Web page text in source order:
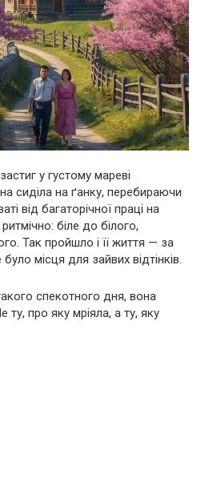
у густому мареві
сиділа на ґанку, перебираючи
від багаторічної праці на
біле до білого,
Так пройшло і її життя — за
місця для зайвих відтінків.
спекотного дня, вона
ту, про яку мріяла, а ту, яку